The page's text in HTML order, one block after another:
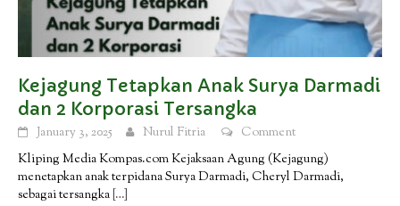
Kejagung Tetapkan Anak Surya Darmadi
dan 2 Korporasi Tersangka
January 3, 2025 Nurul Fitria
Comment
Kliping Media Kompas.com Kejaksaan Agung (Kejagung)
menetapkan anak terpidana Surya Darmadi, Cheryl Darmadi,
sebagai tersangka […]